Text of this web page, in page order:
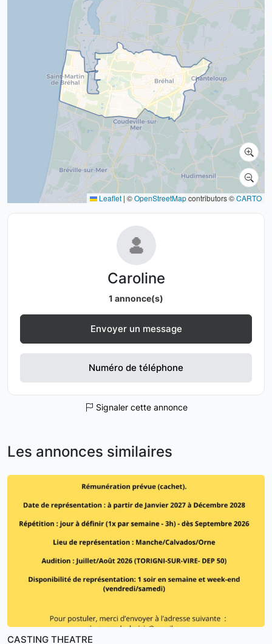
Leaflet | ©OpenStreetMapcontributors ©CARTO
Caroline
1 annonce(s)
Envoyer un message
Numéro de téléphone
Signaler cette annonce
Les annonces similaires
CASTING THEATRE